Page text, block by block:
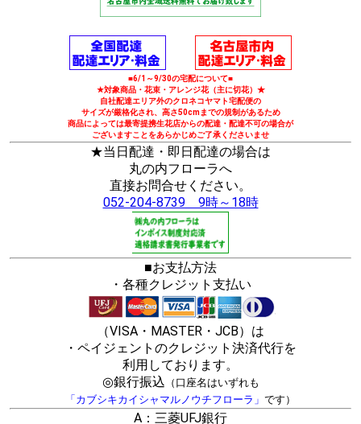
■6/1～9/30の宅配について■
★対象商品・花束・アレンジ花（主に切花）★
自社配達エリア外のクロネコヤマト宅配便の
サイズが厳格化され、高さ50cmまでの規制があるため
商品によっては最寄提携生花店からの配達・配達不可の場合が
ございますことをあらかじめご了承くださいませ
★当日配達・即日配達の場合は
丸の内フローラへ
直接お問合せください。
052-204-8739 9時～18時
■お支払方法
・各種クレジット支払い
（VISA・MASTER・JCB）は
・ペイジェントのクレジット決済代行を
利用しております。
◎銀行振込 （口座名はいずれも
「カブシキカイシャマルノウチフローラ」 です）
A：三菱UFJ銀行